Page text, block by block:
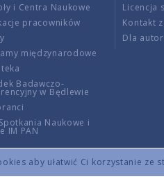
aby ułatwić Ci korzystanie ze
i Centra Naukowe
pracowników
międzynarodowe
Badawczo-
w Będlewie
Naukowe i
IM PAN
Licencja
Kontakt
Dla